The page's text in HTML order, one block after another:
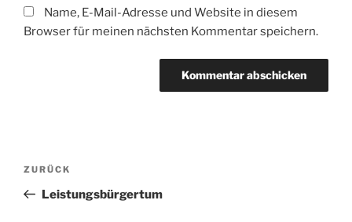
Name, E-Mail-Adresse und Website in diesem
Browser für meinen nächsten Kommentar speichern.
Beitragsnavigation
Vorheriger
Beitrag
ZURÜCK
Leistungsbürgertum